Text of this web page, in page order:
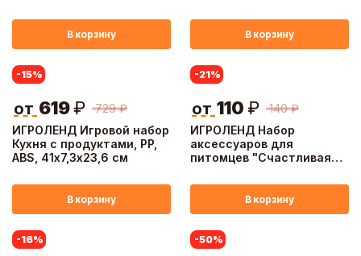
16х3,5х22 см
В корзину В корзину
ИГРОЛЕНД Игровой набор
Кухня с продуктами, PP,
ABS, 41х7,3х23,6 см
-15%
729 ₽
от 619₽
В корзину
ИГРОЛЕНД Набор
аксессуаров для
питомцев "Счастливая
19х27х5см, 3 дизайна
-21%
140 ₽
от 110 ₽
В корзину
-16% -50%